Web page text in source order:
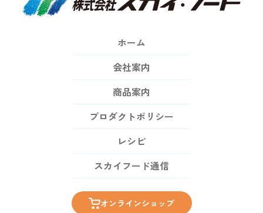
ホーム
会社案内
商品案内
プロダクトポリシー
レシピ
スカイフード通信
オンラインショップ